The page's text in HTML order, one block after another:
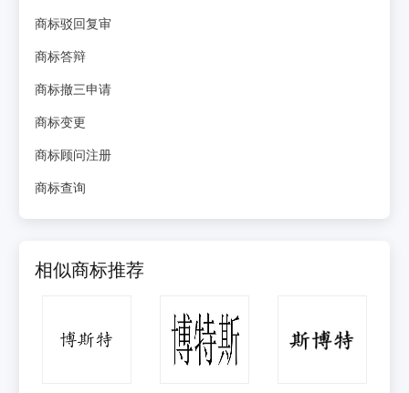
商标驳回复审
商标答辩
商标撤三申请
商标变更
商标顾问注册
商标查询
相似商标推荐